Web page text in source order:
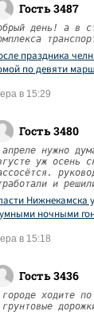
Гость 3487
день! а в
праздника
по девяти
в 15:29
Гость 3480
нужно
уж осень
и
Нижнекамска
ночными
в 15:18
Гость 3436
ходите